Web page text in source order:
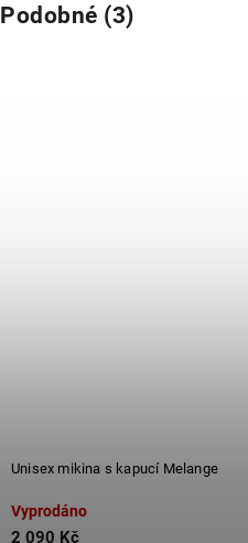
Podobné (3)
Unisex mikina s kapucí Melange
Vyprodáno
2 090 Kč